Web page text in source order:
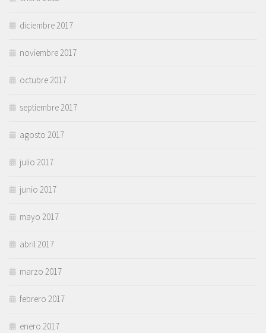
diciembre 2017
noviembre 2017
octubre 2017
septiembre 2017
agosto 2017
julio 2017
junio 2017
mayo 2017
abril 2017
marzo 2017
febrero 2017
enero 2017